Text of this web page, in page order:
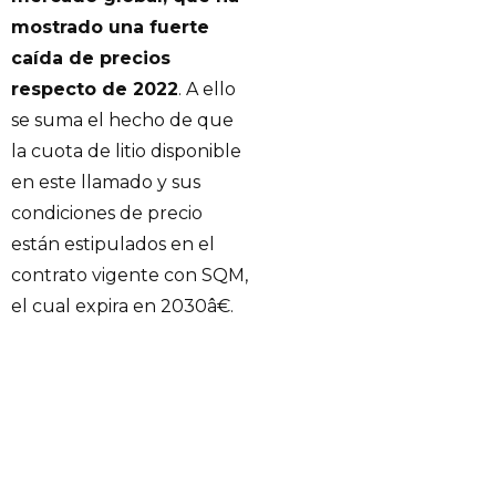
mostrado una fuerte
caída de precios
respecto de 2022. A ello
se suma el hecho de que
la cuota de litio disponible
en este llamado y sus
condiciones de precio
están estipulados en el
contrato vigente con SQM,
el cual expira en 2030â€.